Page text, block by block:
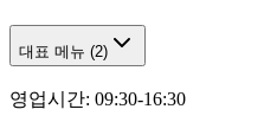
대표 메뉴 (2)
영업시간: 09:30-16:30